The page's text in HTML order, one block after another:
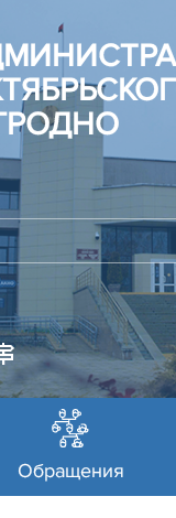
Обращения